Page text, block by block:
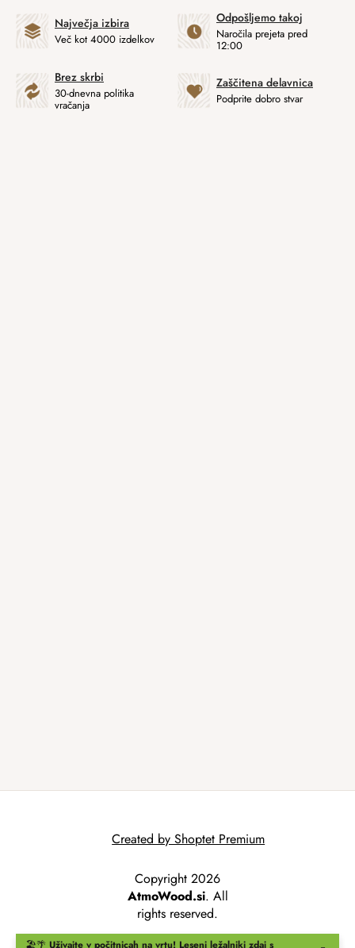
Največja izbira
Več kot 4000 izdelkov
Odpošljemo takoj
Naročila prejeta pred
12:00
Brez skrbi
30-dnevna politika
vračanja
Zaščitena delavnica
Podprite dobro stvar
Created by Shoptet Premium
Copyright 2026
AtmoWood.si. All
rights reserved.